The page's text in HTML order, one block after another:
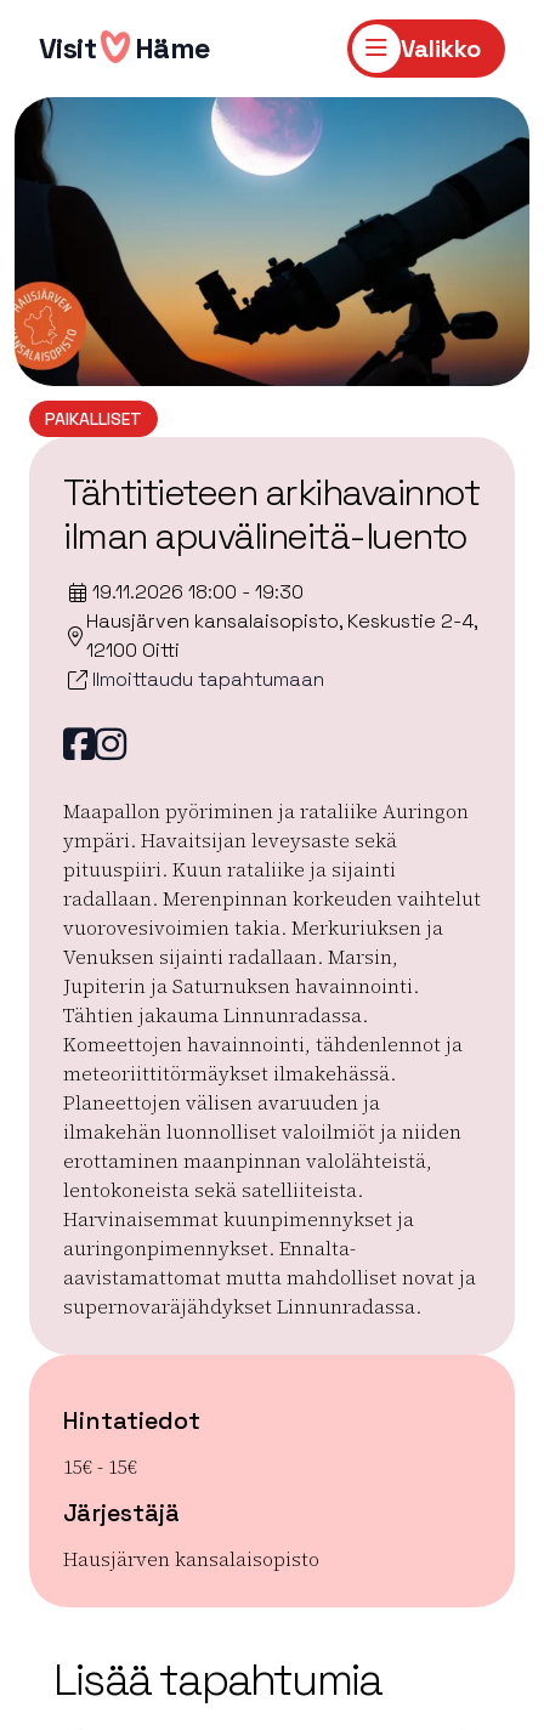
sisältöön
Visit Häme Valikko
PAIKALLISET
Tähtitieteen arkihavainnot
ilman apuvälineitä-luento
19.11.2026 18:00 - 19:30
Hausjärven kansalaisopisto, Keskustie 2-4,
12100 Oitti
Ilmoittaudu tapahtumaan
Facebook
instagram
Maapallon pyöriminen ja rataliike Auringon
ympäri. Havaitsijan leveysaste sekä
pituuspiiri. Kuun rataliike ja sijainti
radallaan. Merenpinnan korkeuden vaihtelut
vuorovesivoimien takia. Merkuriuksen ja
Venuksen sijainti radallaan. Marsin,
Jupiterin ja Saturnuksen havainnointi.
Tähtien jakauma Linnunradassa.
Komeettojen havainnointi, tähdenlennot ja
meteoriittitörmäykset ilmakehässä.
Planeettojen välisen avaruuden ja
ilmakehän luonnolliset valoilmiöt ja niiden
erottaminen maanpinnan valolähteistä,
lentokoneista sekä satelliiteista.
Harvinaisemmat kuunpimennykset ja
auringonpimennykset. Ennalta-
aavistamattomat mutta mahdolliset novat ja
supernovaräjähdykset Linnunradassa.
Hintatiedot
15€ - 15€
Järjestäjä
Hausjärven kansalaisopisto
OpenStreetMap
Lisää tapahtumia